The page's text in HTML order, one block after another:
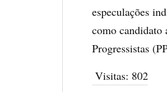
especulações
como candidato
Progressistas
Visitas: 802